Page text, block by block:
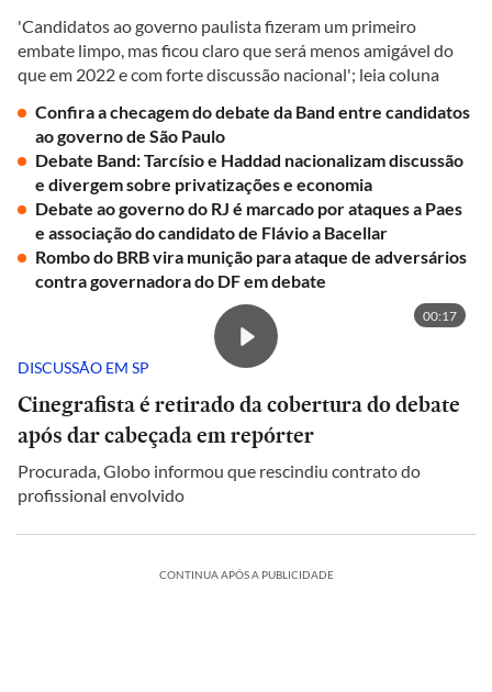
'Candidatos ao governo paulista fizeram um primeiro
embate limpo, mas ficou claro que será menos amigável do
que em 2022 e com forte discussão nacional'; leia coluna
Confira a checagem do debate da Band entre candidatos
ao governo de São Paulo
Debate Band: Tarcísio e Haddad nacionalizam discussão
e divergem sobre privatizações e economia
Debate ao governo do RJ é marcado por ataques a Paes
e associação do candidato de Flávio a Bacellar
Rombo do BRB vira munição para ataque de adversários
contra governadora do DF em debate
00:17
DISCUSSÃO EM SP
Cinegrafista é retirado da cobertura do debate
após dar cabeçada em repórter
Procurada, Globo informou que rescindiu contrato do
profissional envolvido
CONTINUA APÓS A PUBLICIDADE